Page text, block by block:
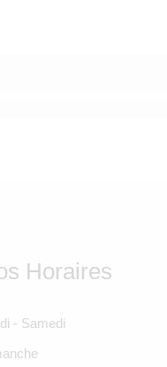
Horaires
- Samedi